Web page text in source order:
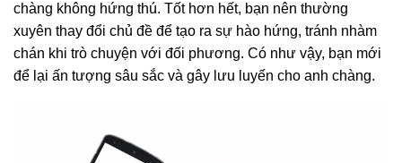
chàng không hứng thú. Tốt hơn hết, bạn nên thường
xuyên thay đổi chủ đề để tạo ra sự hào hứng, tránh nhàm
chán khi trò chuyện với đối phương. Có như vậy, bạn mới
để lại ấn tượng sâu sắc và gây lưu luyến cho anh chàng.